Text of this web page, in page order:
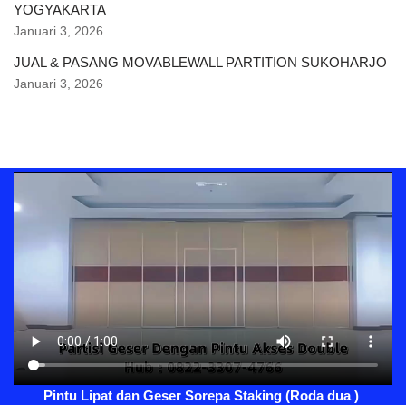
YOGYAKARTA
Januari 3, 2026
JUAL & PASANG MOVABLEWALL PARTITION SUKOHARJO
Januari 3, 2026
Pintu Lipat dan Geser Sorepa Staking (Roda dua )